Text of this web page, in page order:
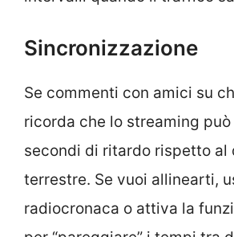
Sincronizzazione
Se commenti con amici su
ricorda che lo streaming
secondi di ritardo rispetto al
terrestre. Se vuoi allinearti,
radiocronaca o attiva la